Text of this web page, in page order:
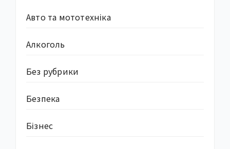
Авто та мототехніка
Алкоголь
Без рубрики
Безпека
Бізнес